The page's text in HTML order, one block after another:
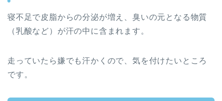
寝不足で皮脂からの分泌が増え、臭いの元となる物質
（乳酸など）が汗の中に含まれます。
走っていたら嫌でも汗かくので、気を付けたいところ
です。